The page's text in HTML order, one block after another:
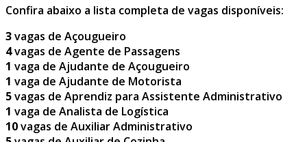
Confira abaixo a lista completa de vagas disponíveis:
3vagas de Açougueiro
4vagas de Agente de Passagens
1 vaga de Ajudante de Açougueiro
1 vaga de Ajudante de Motorista
5vagas de Aprendiz para Assistente Administrativo
1 vaga de Analista de Logística
10vagas de Auxiliar Administrativo